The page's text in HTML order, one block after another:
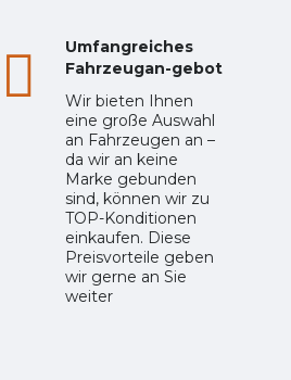
Umfangreiches
Fahrzeugan-gebot
Wir bieten Ihnen
eine große Auswahl
an Fahrzeugen an –
da wir an keine
Marke gebunden
sind, können wir zu
TOP-Konditionen
einkaufen. Diese
Preisvorteile geben
wir gerne an Sie
weiter